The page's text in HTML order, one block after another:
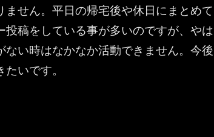
せん。平日の帰宅後や休日にまとめて
稿をしている事が多いのですが、やは
ない時はなかなか活動できません。今後
いです。